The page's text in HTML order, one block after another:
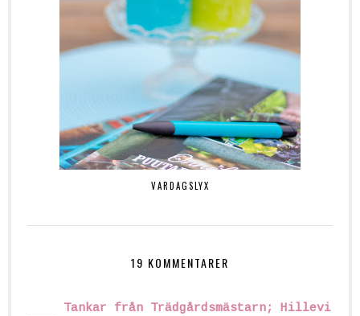
VARDAGSLYX
19 KOMMENTARER
Tankar från Trädgårdsmästarn; Hillevi